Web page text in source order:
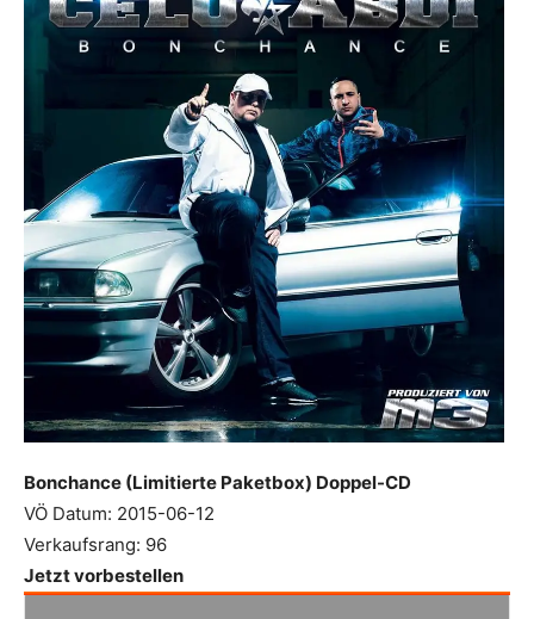
Bonchance (Limitierte Paketbox) Doppel-CD
VÖ Datum: 2015-06-12
Verkaufsrang: 96
Jetzt vorbestellen